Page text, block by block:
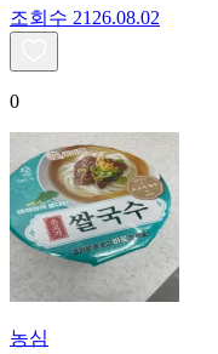
조회수 21 26.08.02
0
농심